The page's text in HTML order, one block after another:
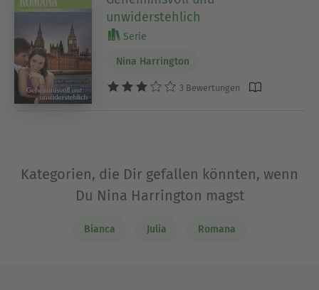
unwiderstehlich
Serie
Nina Harrington
3 Bewertungen
Kategorien, die Dir gefallen könnten, wenn
Du Nina Harrington magst
Bianca Julia Romana